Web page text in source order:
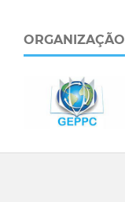
ORGANIZAÇÃO